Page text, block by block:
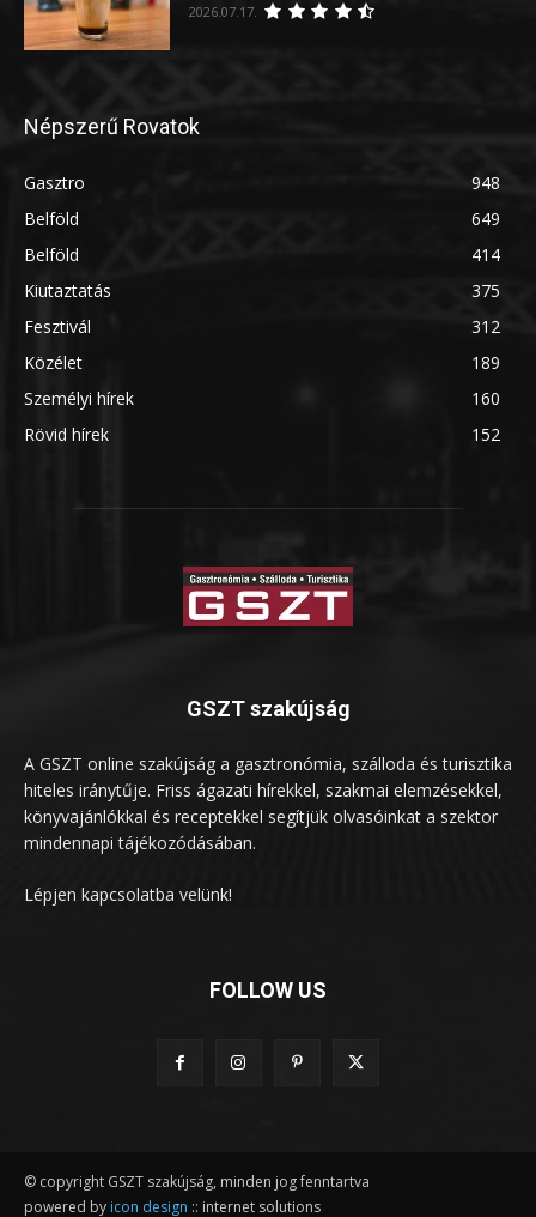
2026.07.17.
Népszerű Rovatok
Gasztro
948
Belföld
649
Belföld
414
Kiutaztatás
375
Fesztivál
312
Közélet
189
Személyi hírek
160
Rövid hírek
152
GSZT szakújság
A GSZT online szakújság a gasztronómia, szálloda és turisztika
hiteles iránytűje. Friss ágazati hírekkel, szakmai elemzésekkel,
könyvajánlókkal és receptekkel segítjük olvasóinkat a szektor
mindennapi tájékozódásában.
Lépjen kapcsolatba velünk!
FOLLOW US
© copyright GSZT szakújság, minden jog fenntartva
powered by icon design :: internet solutions